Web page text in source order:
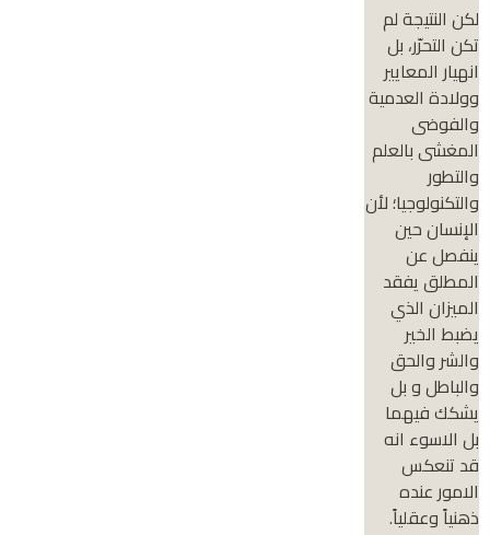
لكن النتيجة لم
تكن التحرّر، بل
انهيار المعايير
وولادة العدمية
والفوضى
المغشى بالعلم
والتطور
والتكنولوجيا؛ لأن
الإنسان حين
ينفصل عن
المطلق يفقد
الميزان الذي
يضبط الخير
والشر والحق
والباطل و بل
يشكك فيهما
بل الاسوء انه
قد تنعكس
الامور عنده
ذهنياً وعقلياً.